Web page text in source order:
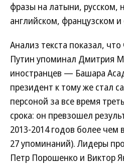
фразы на латыни, русском,
английском, французском
Анализ текста показал,
Путин упоминал Дмитрия
иностранцев — Башара
президент к тому же стал
персоной за все время
срока: он превзошел
2013-2014 годов более чем
27 упоминаний). Лидеры
Петр Порошенко и Виктор